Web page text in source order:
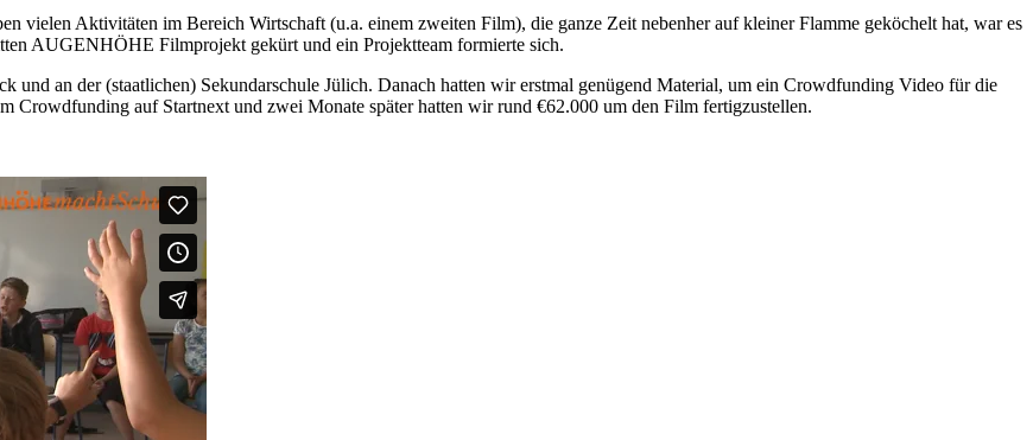
vielen Aktivitäten im Bereich Wirtschaft (u.a. einem zweiten Film), die ganze Zeit nebenher auf kleiner Flamme geköchelt hat, war es
AUGENHÖHE Filmprojekt gekürt und ein Projektteam formierte sich.
und an der (staatlichen) Sekundarschule Jülich. Danach hatten wir erstmal genügend Material, um ein Crowdfunding Video für die
Crowdfunding auf Startnext und zwei Monate später hatten wir rund €62.000 um den Film fertigzustellen.